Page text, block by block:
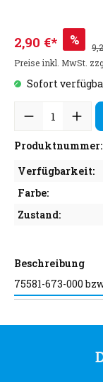
2,90 €* %
Preise inkl. MwSt.
Sofort
Produktnummer:
Verfügbarkeit:
Farbe:
Zustand:
Beschreibung
75581-673-000